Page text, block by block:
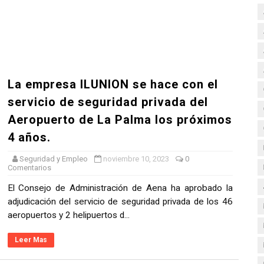
del SUMMA 112: ARIETE SEGURIDAD, S.A.
Servicios de Vigilancia 24 Horas en el Parque Central
marco de seguridad privada valorado en más de 102
de Servicio de vigilancia y seguridad en el Jardín
La empresa ILUNION se hace con el
servicio de seguridad privada del
Aeropuerto de La Palma los próximos
4 años.
Seguridad y Empleo noviembre 10, 2023
0
Comentarios
El Consejo de Administración de Aena ha aprobado la
adjudicación del servicio de seguridad privada de los 46
aeropuertos y 2 helipuertos d...
Leer Mas